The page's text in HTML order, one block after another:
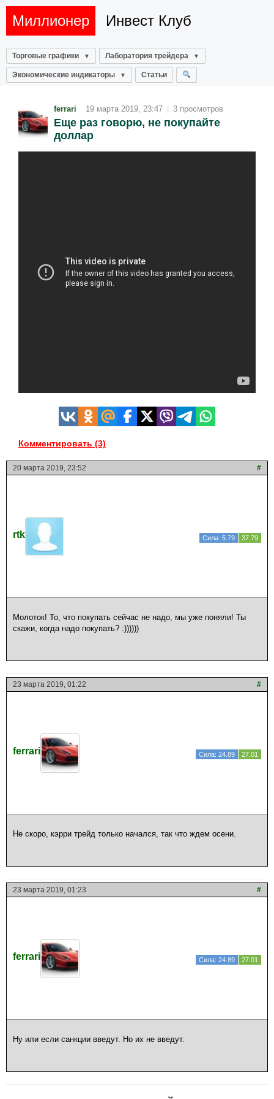
Миллионер Инвест Клуб
Торговые графики Лаборатория трейдера
Экономические индикаторы Статьи
ferrari 19 марта 2019, 23:47 3 просмотров
Еще раз говорю, не покупайте
доллар
Комментировать (3)
20 марта 2019, 23:52 #
rtk Сила: 5.79 37.79
Молоток! То, что покупать сейчас не надо, мы уже поняли! Ты
скажи, когда надо покупать? :))))))
23 марта 2019, 01:22 #
ferrari Сила: 24.89 27.01
Не скоро, кэрри трейд только начался, так что ждем осени.
23 марта 2019, 01:23 #
ferrari Сила: 24.89 27.01
Ну или если санкции введут. Но их не введут.